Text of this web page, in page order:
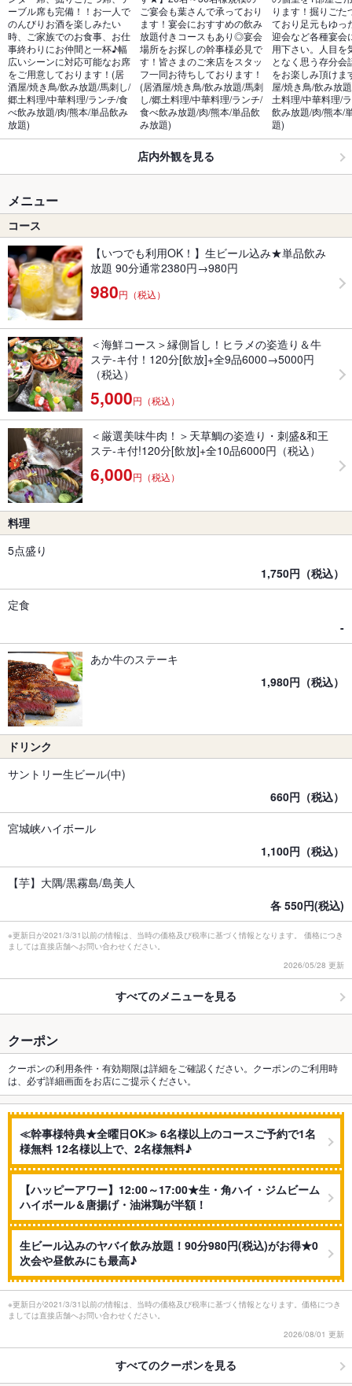
ーブル席も完備！！お一人で
のんびりお酒を楽しみたい
時、ご家族でのお食事、お仕
事終わりにお仲間と一杯♪幅
広いシーンに対応可能なお席
をご用意しております！(居
酒屋/焼き鳥/飲み放題/馬刺し/
郷土料理/中華料理/ランチ/食
べ飲み放題/肉/熊本/単品飲み
放題)
ご宴会も葉さんで承っており
ます！宴会におすすめの飲み
放題付きコースもあり◎宴会
場所をお探しの幹事様必見で
す！皆さまのご来店をスタッ
フ一同お待ちしております！
(居酒屋/焼き鳥/飲み放題/馬刺
し/郷土料理/中華料理/ランチ/
食べ飲み放題/肉/熊本/単品飲
み放題)
ります！掘りごた
ており足元もゆっ
迎会など各種宴会
用下さい。人目を
となく思う存分会
をお楽しみ頂けま
屋/焼き鳥/飲み放
土料理/中華料理/
飲み放題/肉/熊本/
題)
店内外観を見る
メニュー
コース
【いつでも利用OK！】生ビール込み★単品飲み
放題 90分通常2380円→980円
980円（税込）
＜海鮮コース＞縁側旨し！ヒラメの姿造り＆牛
ステ-キ付！120分[飲放]+全9品6000→5000円
（税込）
5,000円（税込）
＜厳選美味牛肉！＞天草鯛の姿造り・刺盛&和王
ステ-キ付!120分[飲放]+全10品6000円（税込）
6,000円（税込）
料理
5点盛り
1,750円（税込）
定食
-
あか牛のステーキ
1,980円（税込）
ドリンク
サントリー生ビール(中)
660円（税込）
宮城峡ハイボール
1,100円（税込）
【芋】大隅/黒霧島/島美人
各 550円(税込)
※更新日が2021/3/31以前の情報は、当時の価格及び税率に基づく情報となります。 価格につき
ましては直接店舗へお問い合わせください。
2026/05/28 更新
すべてのメニューを見る
クーポン
クーポンの利用条件・有効期限は詳細をご確認ください。クーポンのご利用時
は、必ず詳細画面をお店にご提示ください。
≪幹事様特典★全曜日OK≫ 6名様以上のコースご予約で1名
様無料 12名様以上で、2名様無料♪
【ハッピーアワー】12:00～17:00★生・角ハイ・ジムビーム
ハイボール＆唐揚げ・油淋鶏が半額！
生ビール込みのヤバイ飲み放題！90分980円(税込)がお得★0
次会や昼飲みにも最高♪
※更新日が2021/3/31以前の情報は、当時の価格及び税率に基づく情報となります。価格につき
ましては直接店舗へお問い合わせください。
2026/08/01 更新
すべてのクーポンを見る